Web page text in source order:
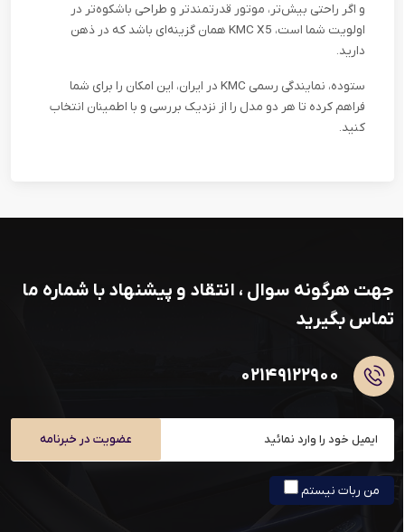
و اگر راحتی بیشتر، موتور قدرتمندتر و طراحی باشکوه‌تر در
اولویت شما است، KMC X5 همان گزینه‌ای باشد که در ذهن
دارید.
ستوده، نمایندگی رسمی KMC در ایران، این امکان را برای شما
فراهم کرده تا هر دو مدل را از نزدیک بررسی و با اطمینان انتخاب
کنید.
جهت هرگونه سوال ، انتقاد و پیشنهاد با شماره ما
تماس بگیرید
۰۲۱۴۹۱۲۲۹۰۰
عضویت در خبرنامه
من ربات نیستم